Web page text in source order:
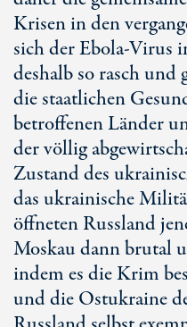
Krisen in den
sich der Ebola-Virus
deshalb so rasch
die staatlichen
betroffenen Länder
der völlig
Zustand des
das ukrainische
öffneten Russland
Moskau dann brutal
indem es die Krim
und die Ostukraine